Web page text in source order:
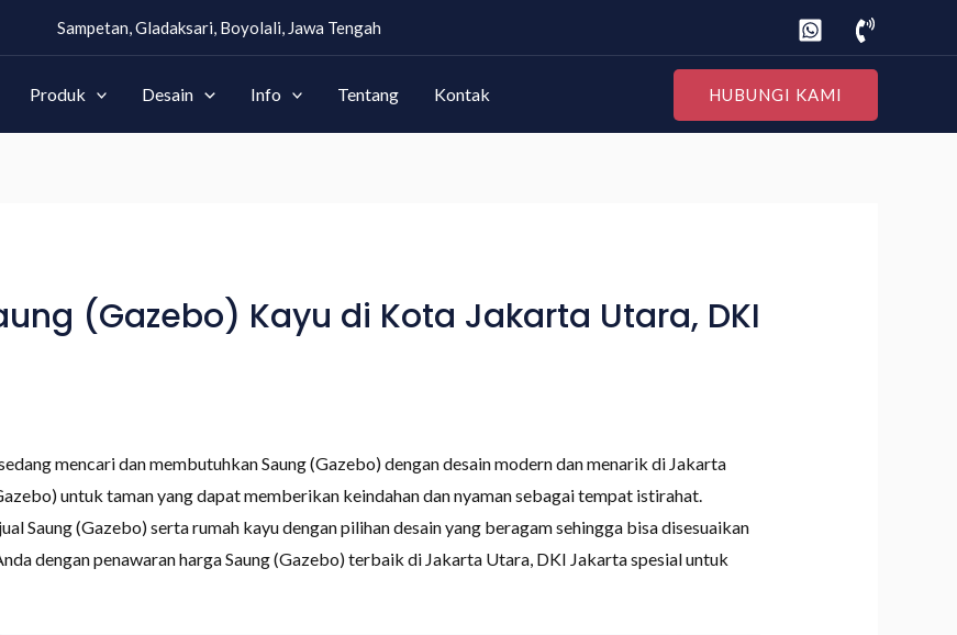
Sampetan, Gladaksari, Boyolali, Jawa Tengah
Produk Desain Info Tentang Kontak HUBUNGI KAMI
(Gazebo) Kayu di Kota Jakarta Utara, DKI
mencari dan membutuhkan Saung (Gazebo) dengan desain modern dan menarik di Jakarta
untuk taman yang dapat memberikan keindahan dan nyaman sebagai tempat istirahat.
Saung (Gazebo) serta rumah kayu dengan pilihan desain yang beragam sehingga bisa disesuaikan
dengan penawaran harga Saung (Gazebo) terbaik di Jakarta Utara, DKI Jakarta spesial untuk